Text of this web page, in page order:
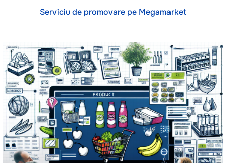
Serviciu de promovare pe Megamarket